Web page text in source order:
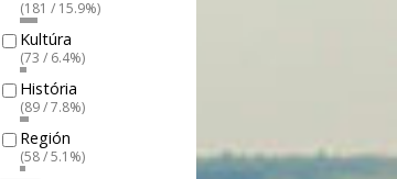
(181 / 15.9%)
Kultúra
(73 / 6.4%)
História
(89 / 7.8%)
Región
(58 / 5.1%)